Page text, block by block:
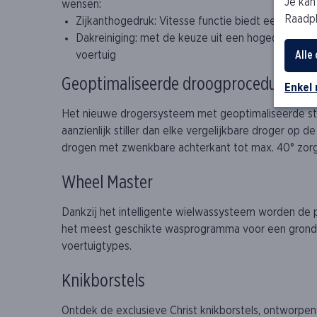
wensen:
Zijkanthogedruk: Vitesse functie biedt een
Dakreiniging: met de keuze uit een hogedruk-
voertuig
Geoptimaliseerde droogprocedure:
Het nieuwe drogersysteem met geoptimaliseerde
aanzienlijk stiller dan elke vergelijkbare droger op
drogen met zwenkbare achterkant tot max. 40°
Wheel Master
Dankzij het intelligente wielwassysteem worden
het meest geschikte wasprogramma voor een
voertuigtypes.
Knikborstels
Ontdek de exclusieve Christ knikborstels,
Je
Alle